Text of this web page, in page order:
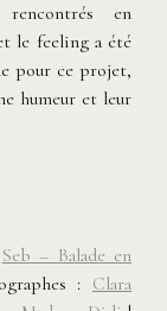
en
le feeling a été
pour ce projet,
humeur et leur
Seb – Balade en
: Clara